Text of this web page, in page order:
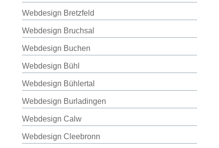
Webdesign Bretzfeld
Webdesign Bruchsal
Webdesign Buchen
Webdesign Bühl
Webdesign Bühlertal
Webdesign Burladingen
Webdesign Calw
Webdesign Cleebronn